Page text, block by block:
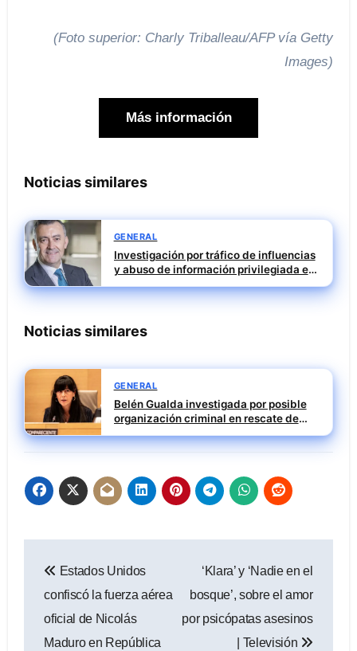
(Foto superior: Charly Triballeau/AFP vía Getty
Images)
Más información
Noticias similares
GENERAL
Investigación por tráfico de influencias
y abuso de información privilegiada en
Tubos Reunidos con Francisco Irazusta
Noticias similares
GENERAL
Belén Gualda investigada por posible
organización criminal en rescate de
Tubos Reunidos
de
entradas
Estados Unidos
confiscó la fuerza aérea
oficial de Nicolás
Maduro en República
‘Klara’ y ‘Nadie en el
bosque’, sobre el amor
por psicópatas asesinos
| Televisión